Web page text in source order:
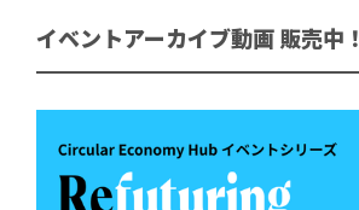
イベントアーカイブ動画 販売中！